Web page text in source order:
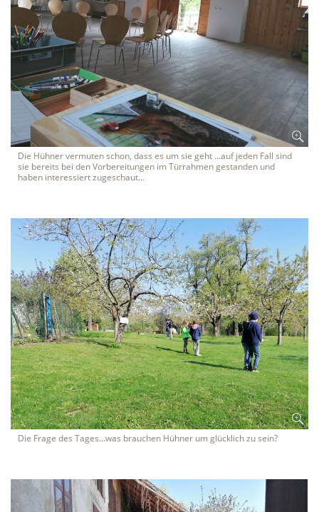
Die Hühner vermuten schon, dass es um sie geht ...auf jeden Fall sind
sie bereits bei den Vorbereitungen im Türrahmen gestanden und
haben interessiert zugeschaut...
Die Frage des Tages...was brauchen Hühner um glücklich zu sein?